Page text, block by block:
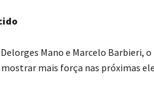
Mano e Marcelo Barbieri,
mostrar mais força nas próximas